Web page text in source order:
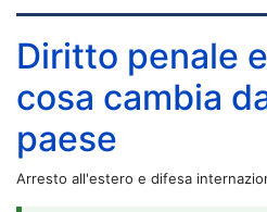
Diritto penale
cosa cambia
paese
Arresto all'estero e difesa